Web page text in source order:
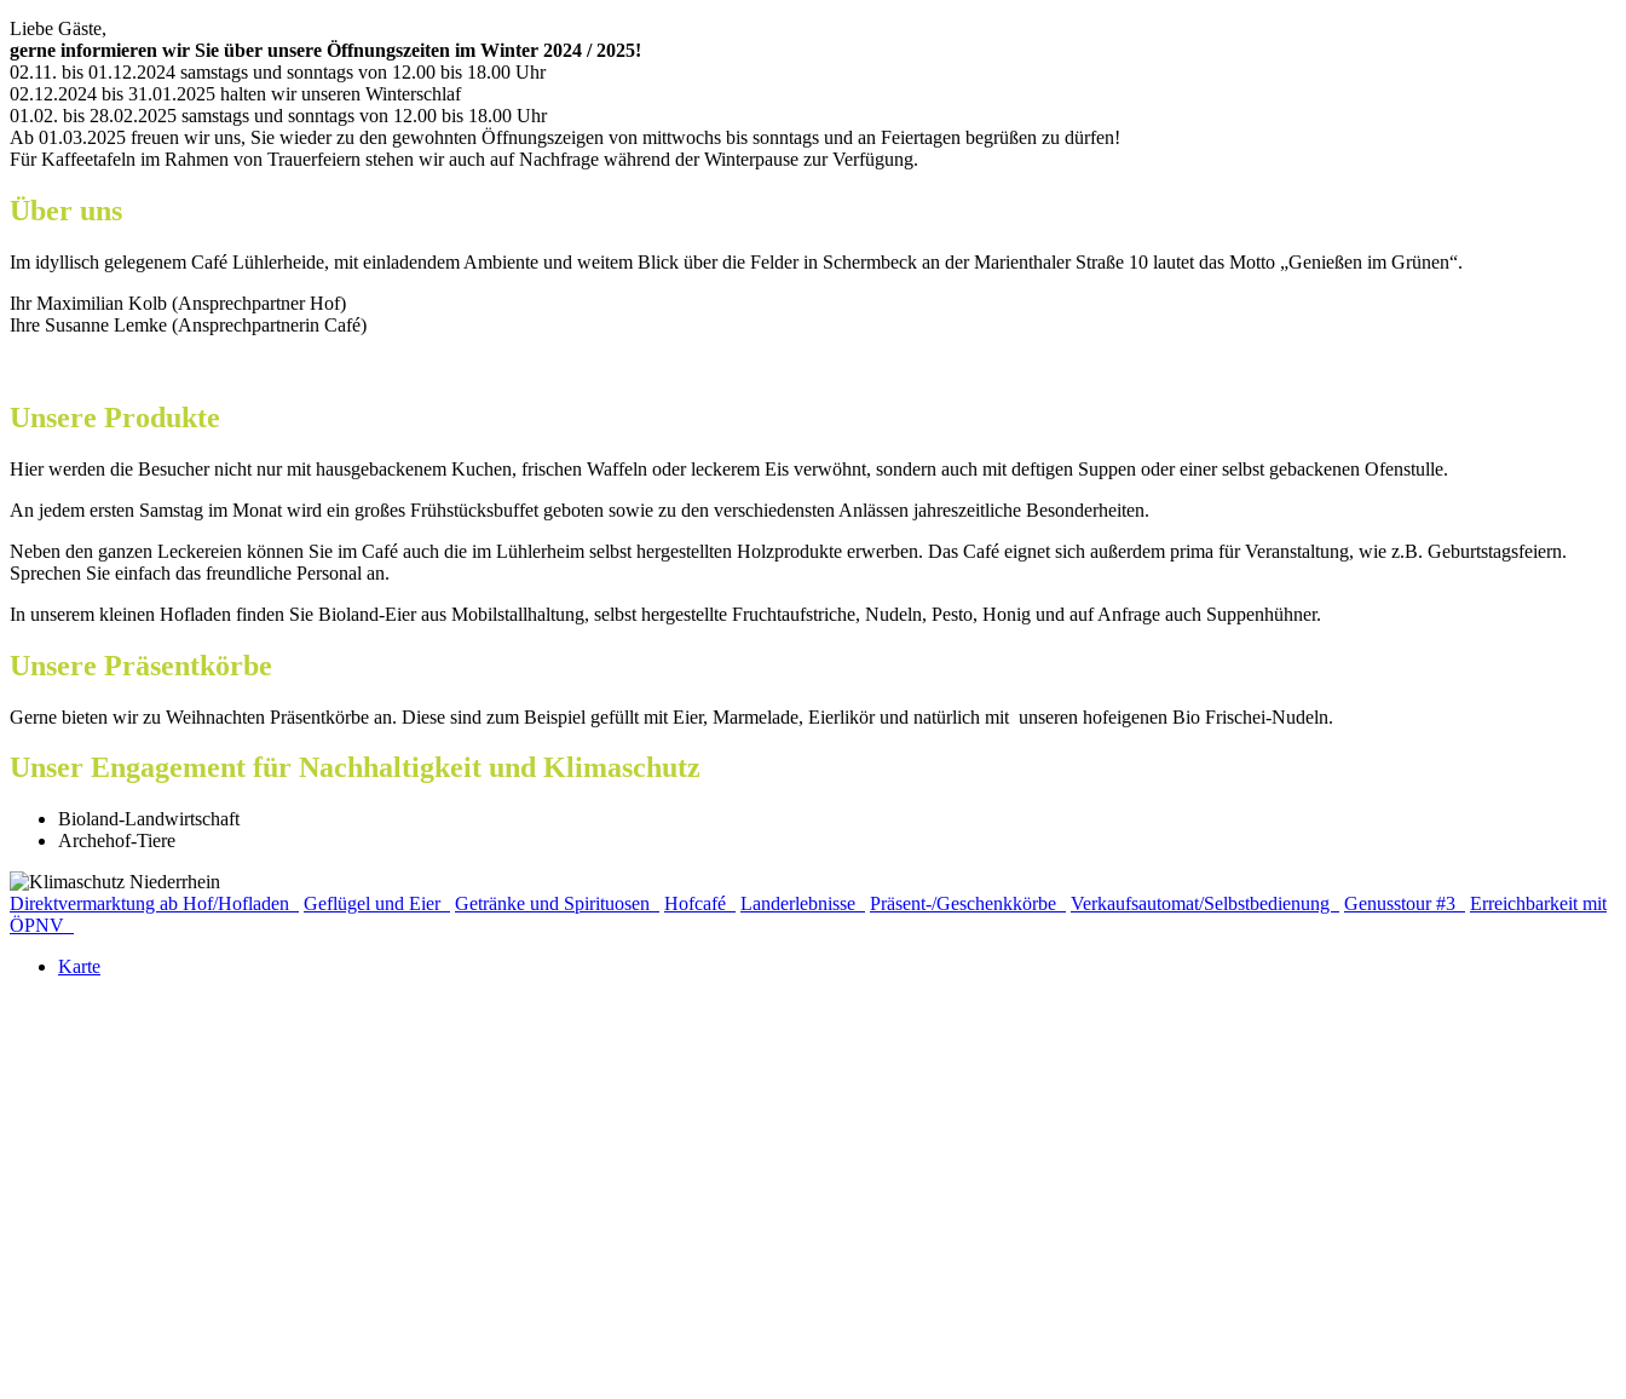
Liebe Gäste,
gerne informieren wir Sie über unsere Öffnungszeiten im Winter 2024 / 2025!
02.11. bis 01.12.2024 samstags und sonntags von 12.00 bis 18.00 Uhr
02.12.2024 bis 31.01.2025 halten wir unseren Winterschlaf
01.02. bis 28.02.2025 samstags und sonntags von 12.00 bis 18.00 Uhr
Ab 01.03.2025 freuen wir uns, Sie wieder zu den gewohnten Öffnungszeigen von mittwochs bis sonntags und an Feiertagen begrüßen zu dürfen!
Für Kaffeetafeln im Rahmen von Trauerfeiern stehen wir auch auf Nachfrage während der Winterpause zur Verfügung.
Über uns
Im idyllisch gelegenem Café Lühlerheide, mit einladendem Ambiente und weitem Blick über die Felder in Schermbeck an der Marienthaler Straße 10 lautet das Motto „Genießen im Grünen“.
Ihr Maximilian Kolb (Ansprechpartner Hof)
Ihre Susanne Lemke (Ansprechpartnerin Café)
Unsere Produkte
Hier werden die Besucher nicht nur mit hausgebackenem Kuchen, frischen Waffeln oder leckerem Eis verwöhnt, sondern auch mit deftigen Suppen oder einer selbst gebackenen Ofenstulle.
An jedem ersten Samstag im Monat wird ein großes Frühstücksbuffet geboten sowie zu den verschiedensten Anlässen jahreszeitliche Besonderheiten.
Neben den ganzen Leckereien können Sie im Café auch die im Lühlerheim selbst hergestellten Holzprodukte erwerben. Das Café eignet sich außerdem prima für Veranstaltung, wie z.B. Geburtstagsfeiern.
Sprechen Sie einfach das freundliche Personal an.
In unserem kleinen Hofladen finden Sie Bioland-Eier aus Mobilstallhaltung, selbst hergestellte Fruchtaufstriche, Nudeln, Pesto, Honig und auf Anfrage auch Suppenhühner.
Unsere Präsentkörbe
Gerne bieten wir zu Weihnachten Präsentkörbe an. Diese sind zum Beispiel gefüllt mit Eier, Marmelade, Eierlikör und natürlich mit unseren hofeigenen Bio Frischei-Nudeln.
Unser Engagement für Nachhaltigkeit und Klimaschutz
Bioland-Landwirtschaft
Archehof-Tiere
Direktvermarktung ab Hof/Hofladen Geflügel und Eier Getränke und Spirituosen Hofcafé Landerlebnisse Präsent-/Geschenkkörbe Verkaufsautomat/Selbstbedienung Genusstour #3
Erreichbarkeit mit
ÖPNV
Karte